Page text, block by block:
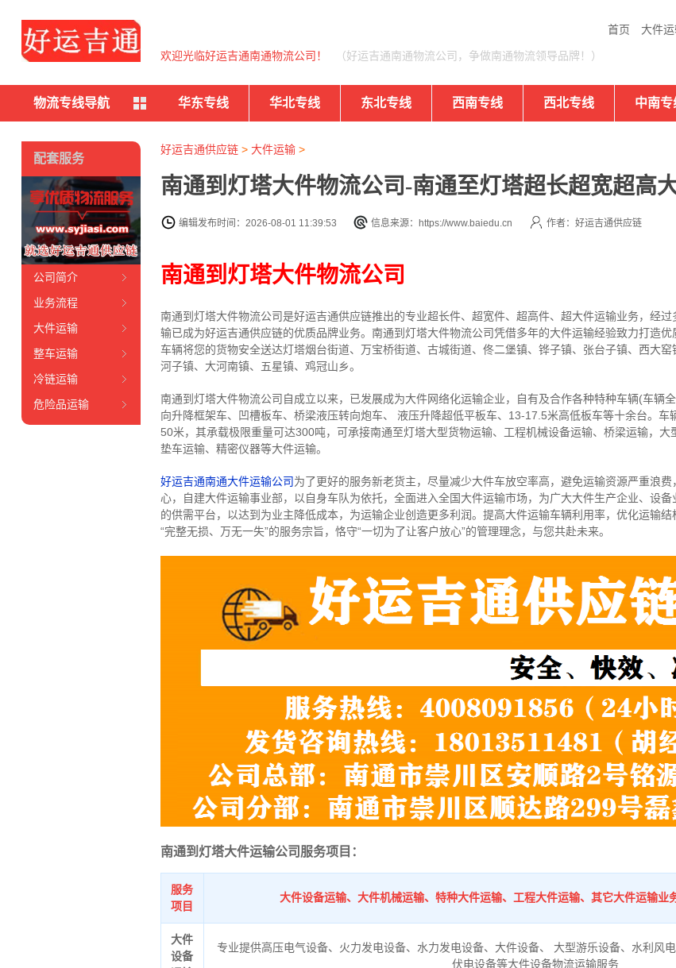
首页 大件
欢迎光临好运吉通南通物流公司！ （好运吉通南通物流公司，争做南通物流领导品牌！）
物流专线导航 华东专线 华北专线 东北专线 西南专线 西北专线 中南专
好运吉通供应链> 大件运输>
南通到灯塔大件物流公司-南通至灯塔超长超宽超高
编辑发布时间：2026-08-01 11:39:53 信息来源：https://www.baiedu.cn 作者：好运吉通供应链
南通到灯塔大件物流公司
南通到灯塔大件物流公司是好运吉通供应链推出的专业超长件、超宽件、超高件、超大件运输业务，经
输已成为好运吉通供应链的优质品牌业务。南通到灯塔大件物流公司凭借多年的大件运输经验致力打造
车辆将您的货物安全送达灯塔烟台街道、万宝桥街道、古城街道、佟二堡镇、铧子镇、张台子镇、西大
河子镇、大河南镇、五星镇、鸡冠山乡。
南通到灯塔大件物流公司自成立以来，已发展成为大件网络化运输企业，自有及合作各种特种车辆(车辆
向升降框架车、凹槽板车、桥梁液压转向炮车、 液压升降超低平板车、13-17.5米高低板车等十余台。车
50米，其承载极限重量可达300吨，可承接南通至灯塔大型货物运输、工程机械设备运输、桥梁运输，
垫车运输、精密仪器等大件运输。
好运吉通南通大件运输公司为了更好的服务新老货主，尽量减少大件车放空率高，避免运输资源严重浪
心，自建大件运输事业部，以自身车队为依托，全面进入全国大件运输市场，为广大大件生产企业、设
的供需平台，以达到为业主降低成本，为运输企业创造更多利润。提高大件运输车辆利用率，优化运输
“完整无损、万无一失”的服务宗旨，恪守“一切为了让客户放心”的管理理念，与您共赴未来。
南通到灯塔大件运输公司服务项目：
服务
项目
大件设备运输、大件机械运输、特种大件运输、工程大件运输、其它大件运输业
大件
设备
专业提供高压电气设备、火力发电设备、水力发电设备、大件设备、 大型游乐设备、水利风
伏电设备等大件设备物流运输服务
配套服务
公司简介
业务流程
大件运输
整车运输
冷链运输
危险品运输